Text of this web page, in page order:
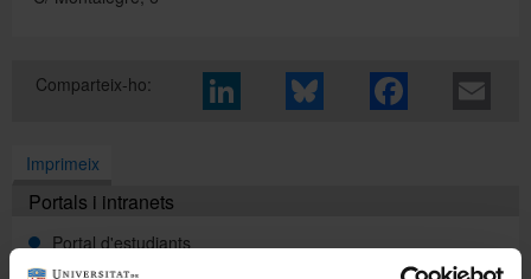
Comparteix-ho:
Imprimeix
Portals i intranets
Portal d'estudiants